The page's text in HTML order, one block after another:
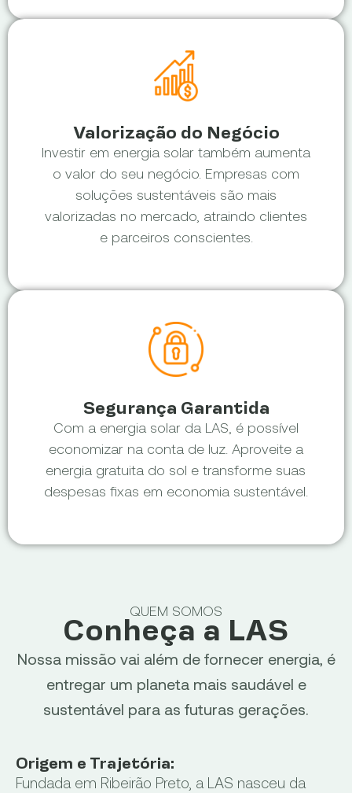
Valorização do Negócio
Investir em energia solar também aumenta
o valor do seu negócio. Empresas com
soluções sustentáveis são mais
valorizadas no mercado, atraindo clientes
e parceiros conscientes.
Segurança Garantida
Com a energia solar da LAS, é possível
economizar na conta de luz. Aproveite a
energia gratuita do sol e transforme suas
despesas fixas em economia sustentável.
QUEM SOMOS
Conheça a LAS
Nossa missão vai além de fornecer energia, é
entregar um planeta mais saudável e
sustentável para as futuras gerações.
Origem e Trajetória:
Fundada em Ribeirão Preto, a LAS nasceu da